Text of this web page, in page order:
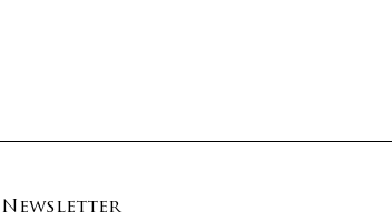
Newsletter